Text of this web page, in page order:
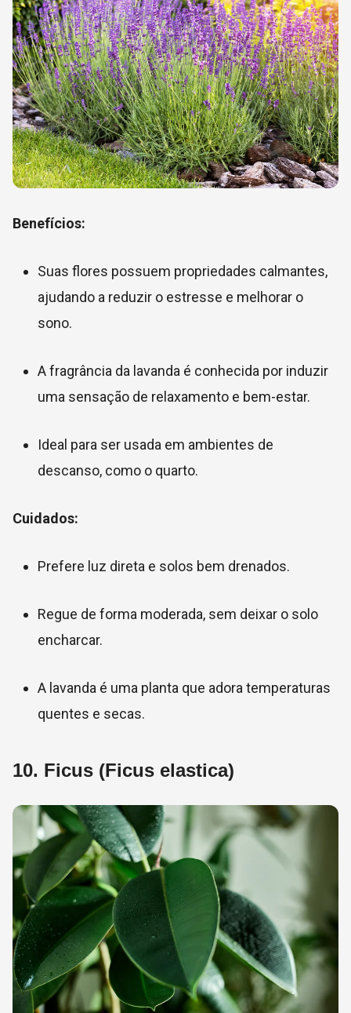
Benefícios:
Suas flores possuem propriedades calmantes,
ajudando a reduzir o estresse e melhorar o
sono.
A fragrância da lavanda é conhecida por induzir
uma sensação de relaxamento e bem-estar.
Ideal para ser usada em ambientes de
descanso, como o quarto.
Cuidados:
Prefere luz direta e solos bem drenados.
Regue de forma moderada, sem deixar o solo
encharcar.
A lavanda é uma planta que adora temperaturas
quentes e secas.
10. Ficus (Ficus elastica)